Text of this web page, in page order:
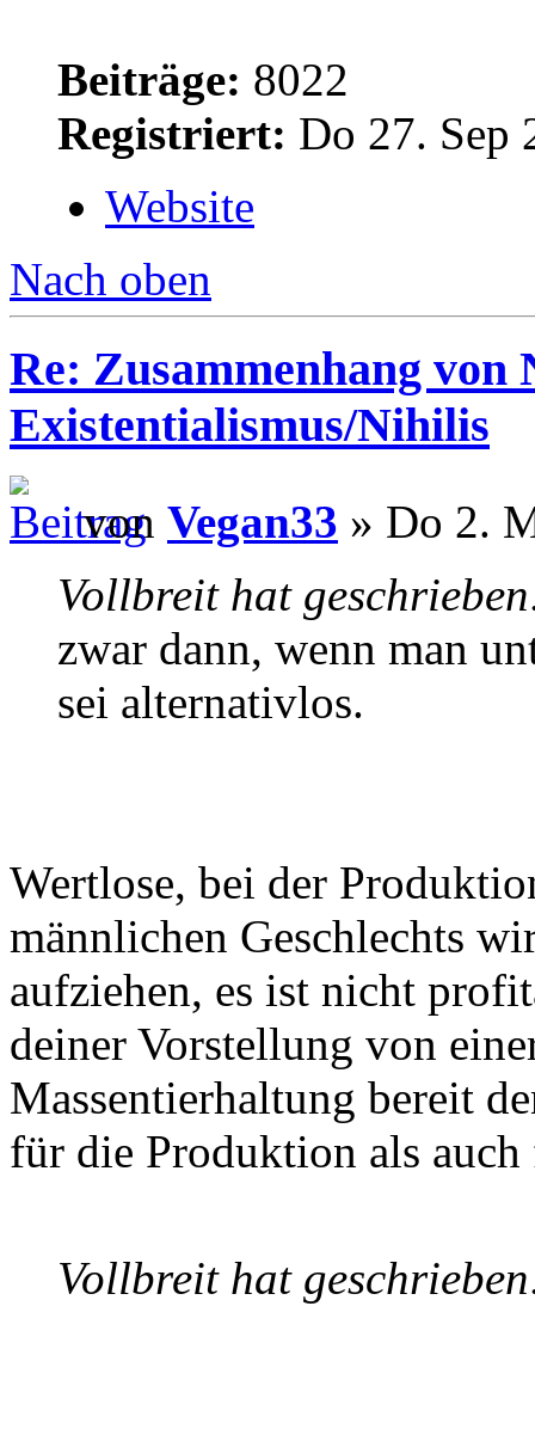
Beiträge: 8022
Registriert: Do 27. Sep
Website
Nach oben
Re: Zusammenhang
Existentialismus/Nihilis
von Vegan33 » Do 2.
Vollbreit hat
zwar dann, wenn man
sei alternativlos.
Wertlose, bei der
männlichen Geschlechts
aufziehen, es ist nicht
deiner Vorstellung von
Massentierhaltung bereit
für die Produktion als auch
Vollbreit hat